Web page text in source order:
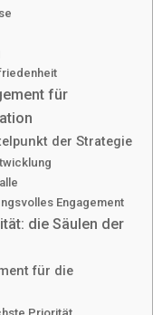
für
der Strategie
Engagement
die Säulen der
für die